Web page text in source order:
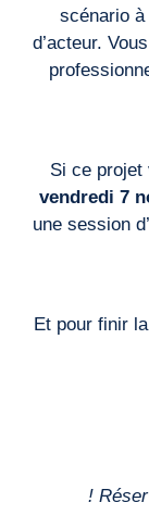
scénario
d’acteur.
Si ce projet
vendredi 7
une session d’
Et pour finir
!